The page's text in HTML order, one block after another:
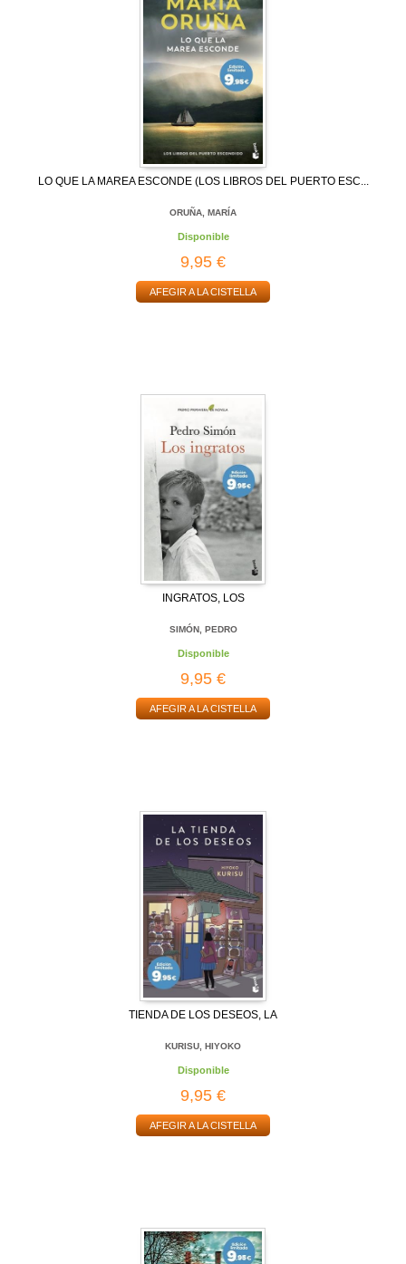
LO QUE LA MAREA ESCONDE (LOS LIBROS DEL PUERTO ESC...
ORUÑA, MARÍA
Disponible
9,95 €
AFEGIR A LA CISTELLA
INGRATOS, LOS
SIMÓN, PEDRO
Disponible
9,95 €
AFEGIR A LA CISTELLA
TIENDA DE LOS DESEOS, LA
KURISU, HIYOKO
Disponible
9,95 €
AFEGIR A LA CISTELLA